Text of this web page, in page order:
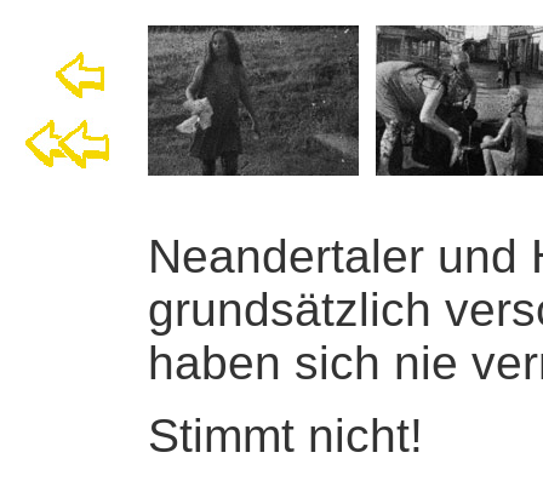
Neandertaler und
grundsätzlich
haben sich nie
Stimmt nicht!